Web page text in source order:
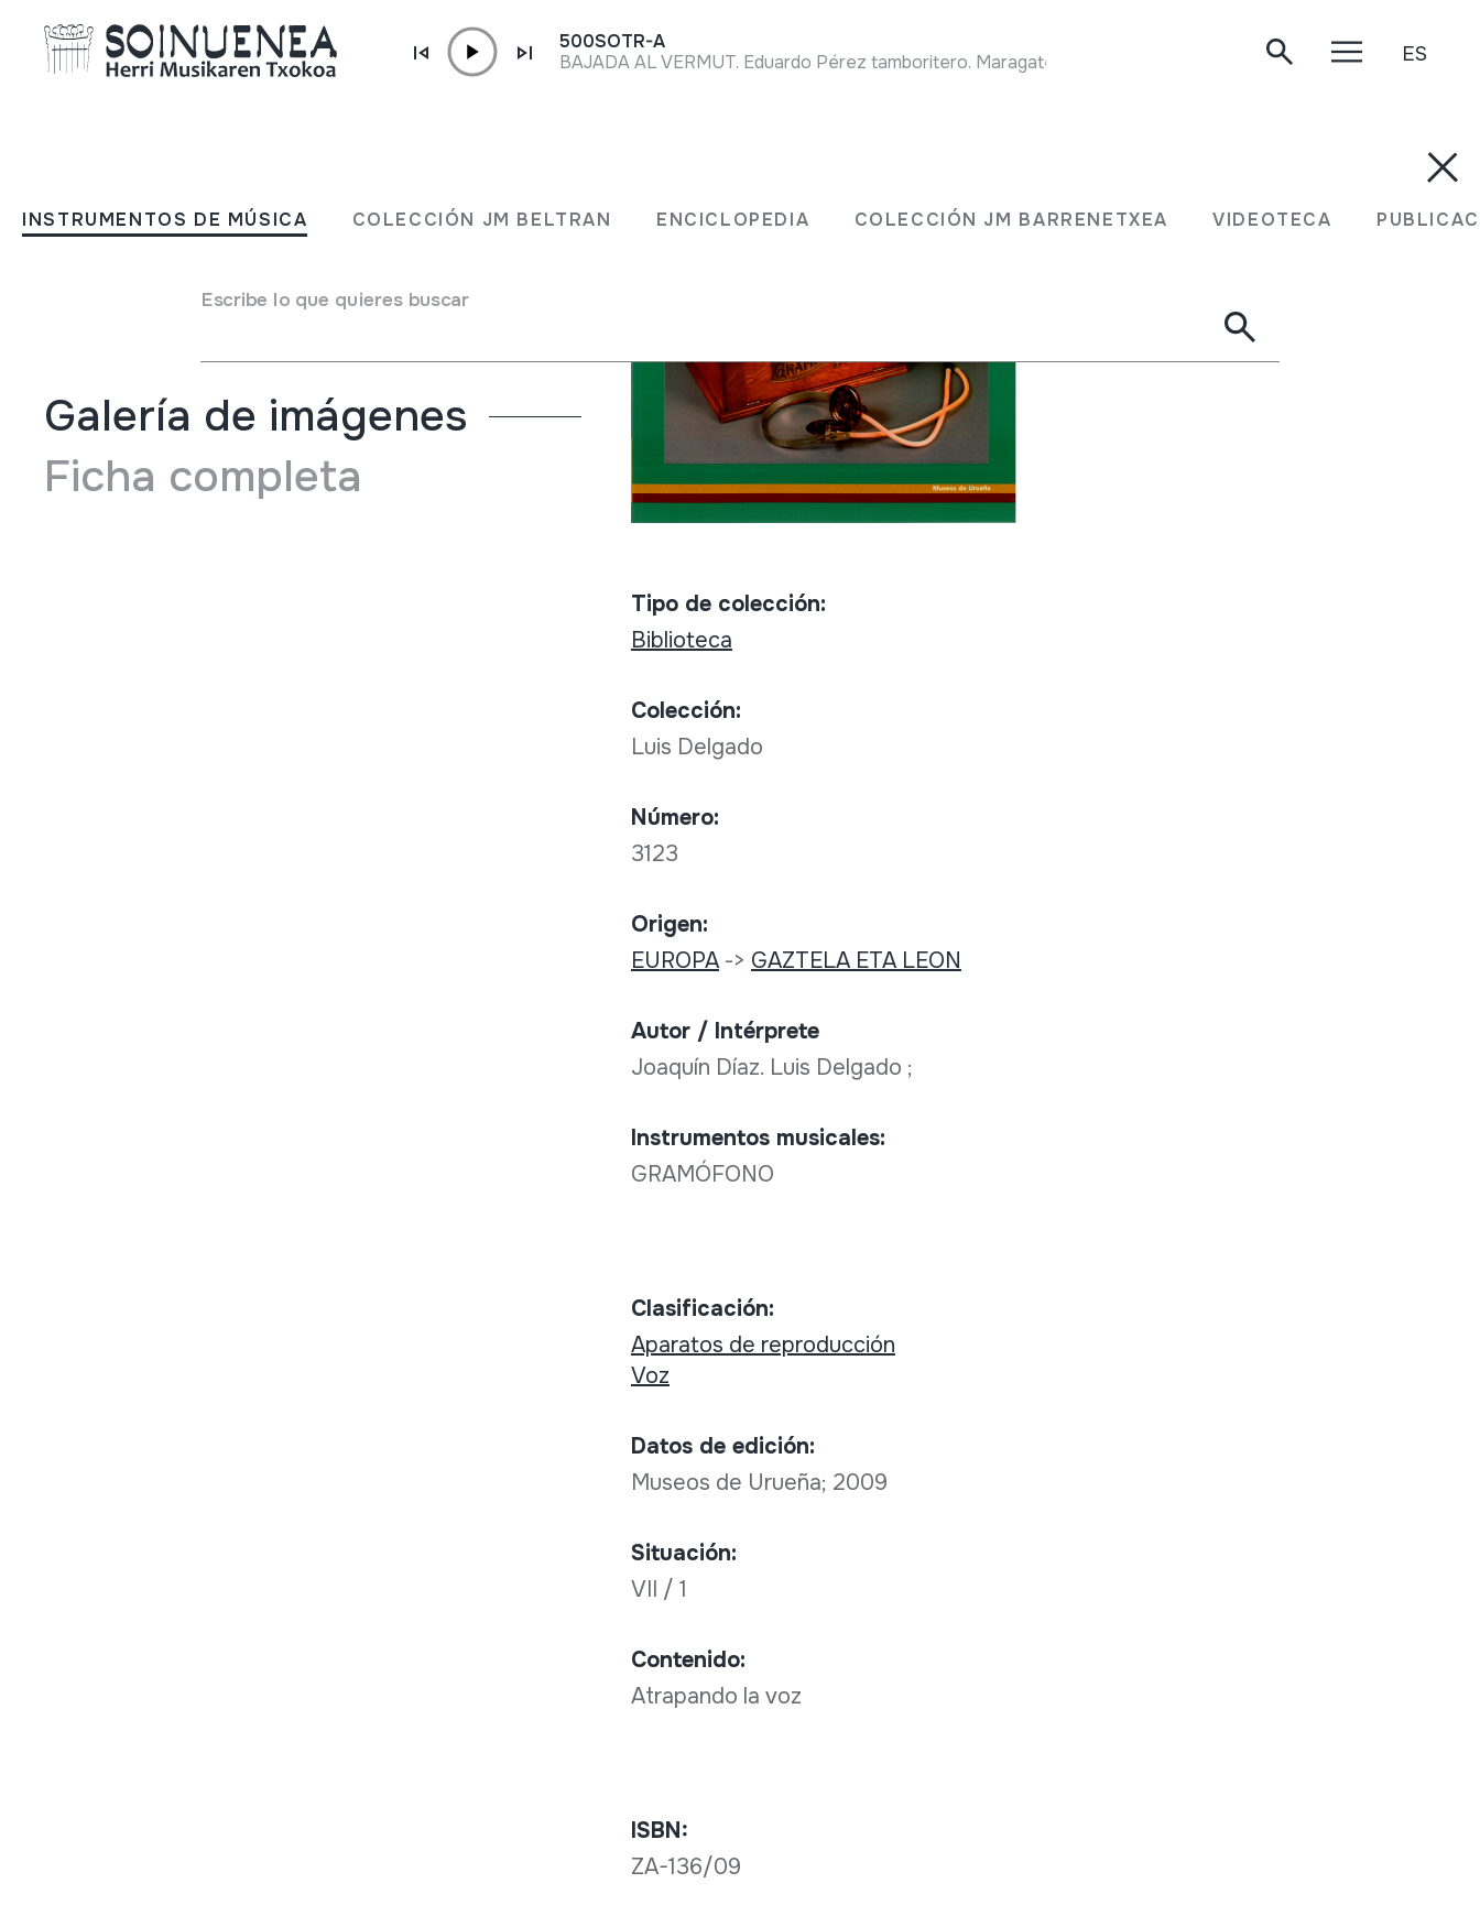
INSTRUMENTOS DE MÚSICA COLECCIÓN JM BELTRAN ENCICLOPEDIA COLECCIÓN JM BARRENETXEA VIDEOTECA
Escribe lo que quieres buscar
500SOTR-A
ES
Atrapando la voz ;
Tipo de Instrumento de música Aparatos de reproducción
Galería de imágenes
Ficha completa
Tipo de colección:
Biblioteca
Colección:
Luis Delgado
Número:
3123
Origen:
EUROPA-> GAZTELA ETA LEON
Autor / Intérprete
Joaquín Díaz. Luis Delgado ;
Instrumentos musicales:
GRAMÓFONO
Clasificación:
Aparatos de reproducción
Voz
Datos de edición:
Museos de Urueña; 2009
Situación:
VII / 1
Contenido:
Atrapando la voz
ISBN:
ZA-136/09